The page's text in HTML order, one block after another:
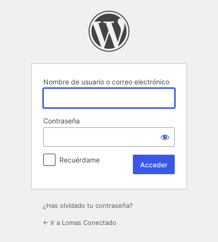
Nombre de usuario o correo electrónico
Contraseña
Recuérdame
¿Has olvidado tu contraseña?
← Ir a Lomas Conectado